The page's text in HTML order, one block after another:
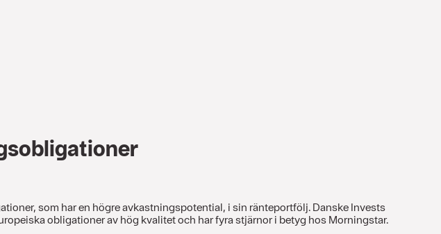
som har en högre avkastningspotential, i sin ränteportfölj. Danske Invests
obligationer av hög kvalitet och har fyra stjärnor i betyg hos Morningstar.